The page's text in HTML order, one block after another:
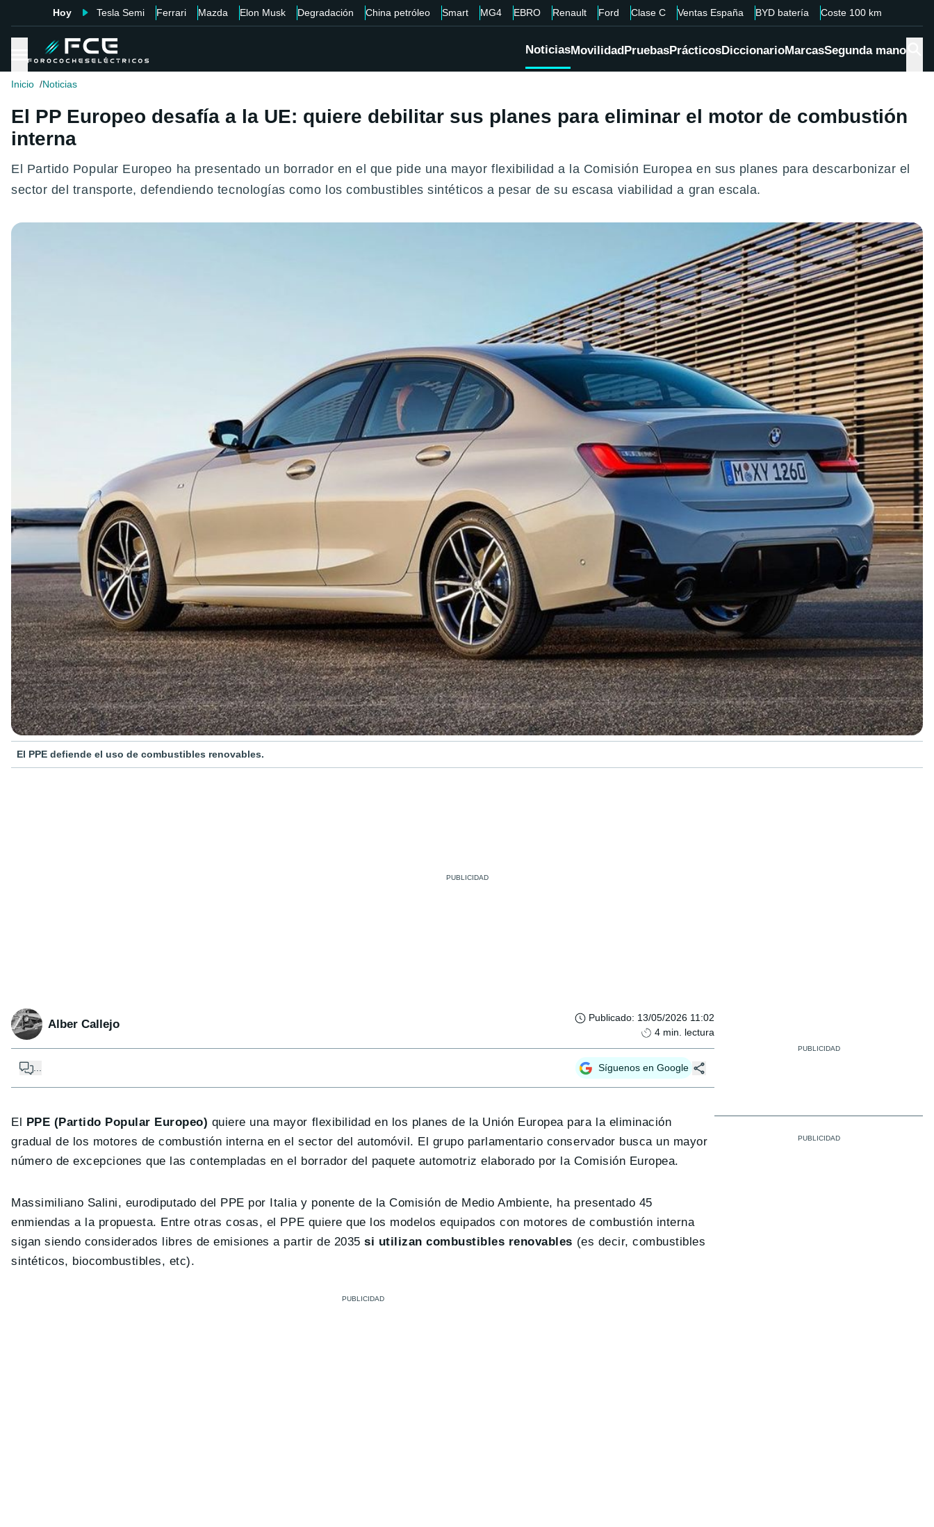
Hoy Tesla Semi Ferrari Mazda Elon Musk Degradación China petróleo Smart MG4 EBRO Renault Ford Clase C Ventas España BYD batería Coste 100 km
NoticiasMovilidadPruebasPrácticosDiccionarioMarcasSegunda mano
Inicio Noticias
El PP Europeo desafía a la UE: quiere debilitar sus planes para eliminar el motor de combustión
interna
El Partido Popular Europeo ha presentado un borrador en el que pide una mayor flexibilidad a la Comisión Europea en sus planes para descarbonizar el
sector del transporte, defendiendo tecnologías como los combustibles sintéticos a pesar de su escasa viabilidad a gran escala.
El PPE defiende el uso de combustibles renovables.
Alber Callejo Publicado: 13/05/2026 11:02
4 min. lectura
... Síguenos en Google
El PPE (Partido Popular Europeo) quiere una mayor flexibilidad en los planes de la Unión Europea para la eliminación
gradual de los motores de combustión interna en el sector del automóvil. El grupo parlamentario conservador busca un mayor
número de excepciones que las contempladas en el borrador del paquete automotriz elaborado por la Comisión Europea.
Massimiliano Salini, eurodiputado del PPE por Italia y ponente de la Comisión de Medio Ambiente, ha presentado 45
enmiendas a la propuesta. Entre otras cosas, el PPE quiere que los modelos equipados con motores de combustión interna
sigan siendo considerados libres de emisiones a partir de 2035si utilizan combustibles renovables (es decir, combustibles
sintéticos, biocombustibles, etc).